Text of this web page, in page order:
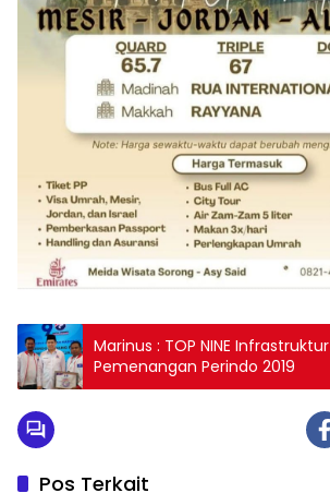
Marinus : TOP NINE Infrastruktur
Pemenangan Perindo 2019
Pos Terkait